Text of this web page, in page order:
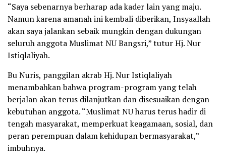
“Saya sebenarnya berharap ada kader lain yang maju.
Namun karena amanah ini kembali diberikan, Insyaallah
akan saya jalankan sebaik mungkin dengan dukungan
seluruh anggota Muslimat NU Bangsri,” tutur Hj. Nur
Istiqlaliyah.
Bu Nuris, panggilan akrab Hj. Nur Istiqlaliyah
menambahkan bahwa program-program yang telah
berjalan akan terus dilanjutkan dan disesuaikan dengan
kebutuhan anggota. “Muslimat NU harus terus hadir di
tengah masyarakat, memperkuat keagamaan, sosial, dan
peran perempuan dalam kehidupan bermasyarakat,”
imbuhnya.